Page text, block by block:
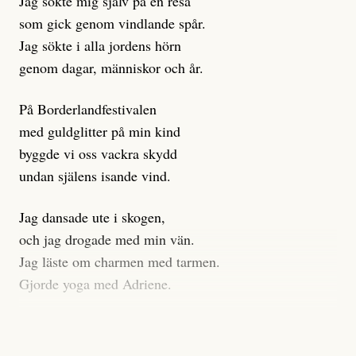
klickbete är inte intressant för Dagens ETC.
Journalistiken är låst. En klatschig men korrekt rubrik
gör förhoppningsvis att en nyfiken beställer
prenumeration, men den avslutas sekunder senare om
dessa granskningar på olika källor, alltifrån domar till
en mängd intervjupersoner, inklusive generös
möjlighet att bemöta för såväl personen vars motiv att
engagera sig i Palestinarörelsen ifrågasätts som de
grupper där Säpo-resursen samlade in uppgifter.
Researchen är grundlig.
Möjligen är det egentligen inte journalistikens metod
som stör?
som gick genom vindlande spår.
Jag sökte i alla jordens hörn
genom dagar, människor och år.
På Borderlandfestivalen
med guldglitter på min kind
byggde vi oss vackra skydd
undan själens isande vind.
Jag dansade ute i skogen,
och jag drogade med min vän.
Jag läste om charmen med tarmen.
Gjorde yoga med Adriene.